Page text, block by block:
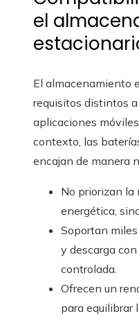
el
El almacenamiento
requisitos distintos a
aplicaciones
contexto, las
encajan de manera
No priorizan la
energética,
Soportan
y descarga
controlada.
Ofrecen un
para equilibrar